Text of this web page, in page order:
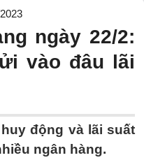
ngày 22/2:
vào đâu lãi
động và lãi suất
ngân hàng.